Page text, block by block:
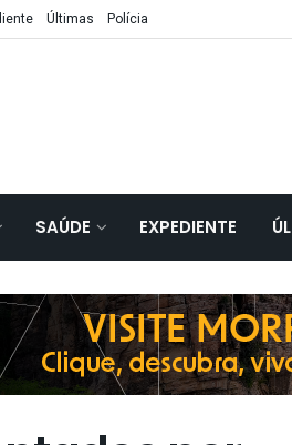
Últimas Polícia
SAÚDE EXPEDIENTE